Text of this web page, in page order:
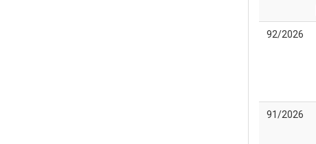
92/2026
91/2026